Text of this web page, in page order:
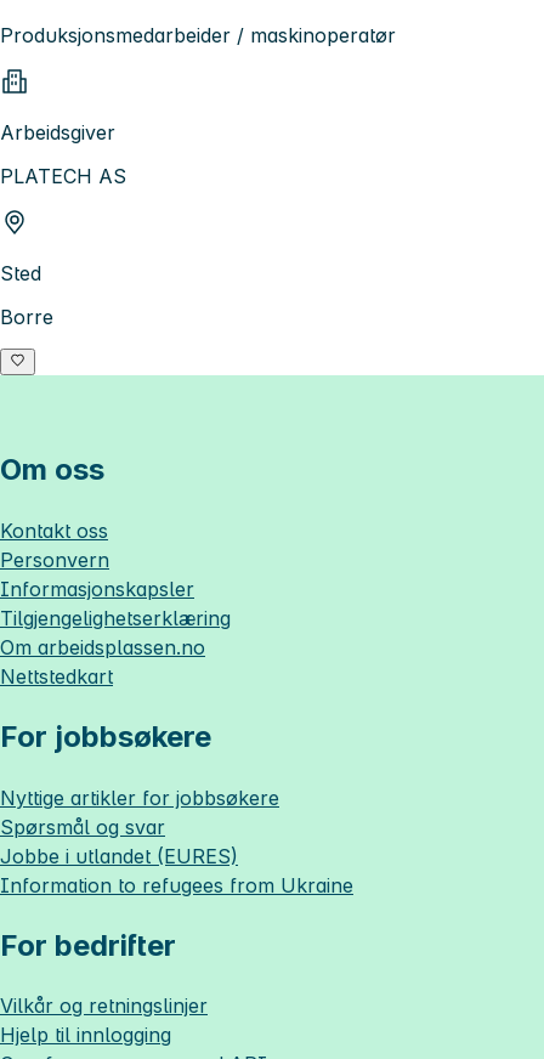
Produksjonsmedarbeider / maskinoperatør
Arbeidsgiver
PLATECH AS
Sted
Borre
Om oss
Kontakt oss
Personvern
Informasjonskapsler
Tilgjengelighetserklæring
Om arbeidsplassen.no
Nettstedkart
For jobbsøkere
Nyttige artikler for jobbsøkere
Spørsmål og svar
Jobbe i utlandet (EURES)
Information to refugees from Ukraine
For bedrifter
Vilkår og retningslinjer
Hjelp til innlogging